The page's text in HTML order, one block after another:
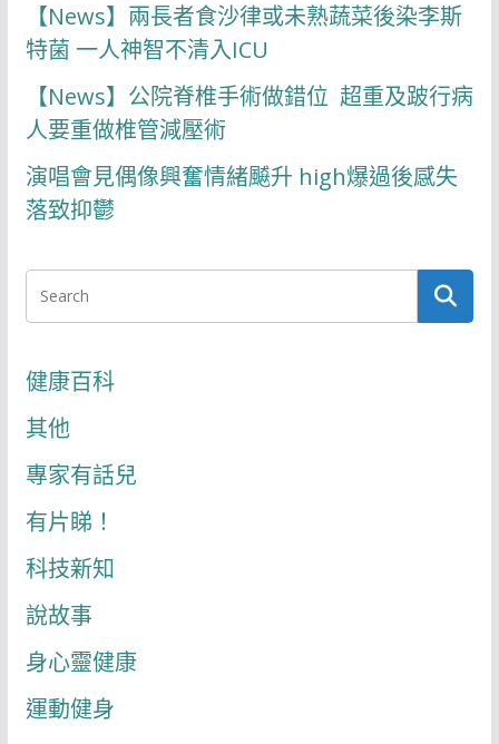
【News】兩長者食沙律或未熟蔬菜後染李斯
特菌 一人神智不清入ICU
【News】公院脊椎手術做錯位 超重及跛行病
人要重做椎管減壓術
演唱會見偶像興奮情緒飇升 high爆過後感失
落致抑鬱
健康百科
其他
專家有話兒
有片睇！
科技新知
說故事
身心靈健康
運動健身